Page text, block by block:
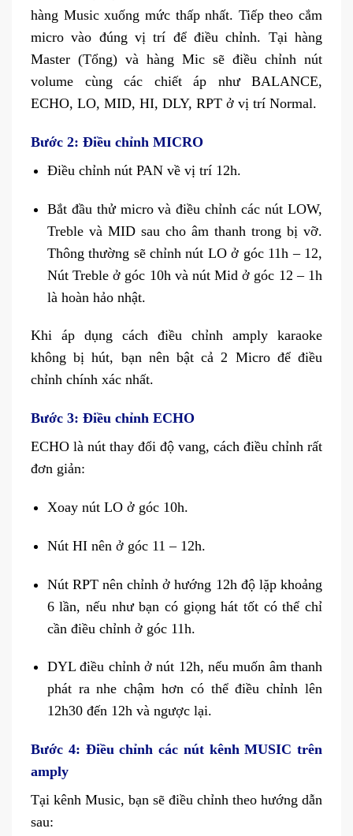
hàng Music xuống mức thấp nhất. Tiếp theo cắm
micro vào đúng vị trí để điều chỉnh. Tại hàng
Master (Tổng) và hàng Mic sẽ điều chỉnh nút
volume cùng các chiết áp như BALANCE,
ECHO, LO, MID, HI, DLY, RPT ở vị trí Normal.
Bước 2: Điều chỉnh MICRO
Điều chỉnh nút PAN về vị trí 12h.
Bắt đầu thử micro và điều chỉnh các nút LOW,
Treble và MID sau cho âm thanh trong bị vỡ.
Thông thường sẽ chỉnh nút LO ở góc 11h – 12,
Nút Treble ở góc 10h và nút Mid ở góc 12 – 1h
là hoàn hảo nhật.
Khi áp dụng cách điều chỉnh amply karaoke
không bị hút, bạn nên bật cả 2 Micro để điều
chỉnh chính xác nhất.
Bước 3: Điều chỉnh ECHO
ECHO là nút thay đổi độ vang, cách điều chỉnh rất
đơn giản:
Xoay nút LO ở góc 10h.
Nút HI nên ở góc 11 – 12h.
Nút RPT nên chỉnh ở hướng 12h độ lặp khoảng
6 lần, nếu như bạn có giọng hát tốt có thể chỉ
cần điều chỉnh ở góc 11h.
DYL điều chỉnh ở nút 12h, nếu muốn âm thanh
phát ra nhe chậm hơn có thể điều chỉnh lên
12h30 đến 12h và ngược lại.
Bước 4: Điều chỉnh các nút kênh MUSIC trên
amply
Tại kênh Music, bạn sẽ điều chỉnh theo hướng dẫn
sau: